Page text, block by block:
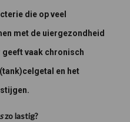
die op veel
met de uiergezondheid
vaak chronisch
en het
zo lastig?